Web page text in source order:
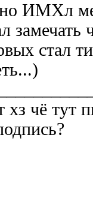
ИМХл
стал
хз чё тут